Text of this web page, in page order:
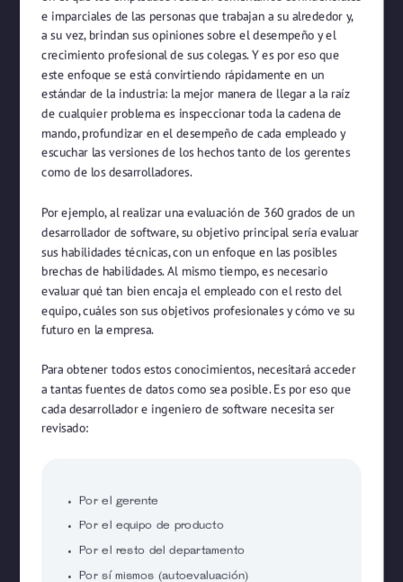
e imparciales de las personas que trabajan a su alrededor y,
a su vez, brindan sus opiniones sobre el desempeño y el
crecimiento profesional de sus colegas. Y es por eso que
este enfoque se está convirtiendo rápidamente en un
estándar de la industria: la mejor manera de llegar a la raíz
de cualquier problema es inspeccionar toda la cadena de
mando, profundizar en el desempeño de cada empleado y
escuchar las versiones de los hechos tanto de los gerentes
como de los desarrolladores.
Por ejemplo, al realizar una evaluación de 360 ​​grados de un
desarrollador de software, su objetivo principal sería evaluar
sus habilidades técnicas, con un enfoque en las posibles
brechas de habilidades. Al mismo tiempo, es necesario
evaluar qué tan bien encaja el empleado con el resto del
equipo, cuáles son sus objetivos profesionales y cómo ve su
futuro en la empresa.
Para obtener todos estos conocimientos, necesitará acceder
a tantas fuentes de datos como sea posible. Es por eso que
cada desarrollador e ingeniero de software necesita ser
revisado:
Por el gerente
Por el equipo de producto
Por el resto del departamento
Por sí mismos (autoevaluación)